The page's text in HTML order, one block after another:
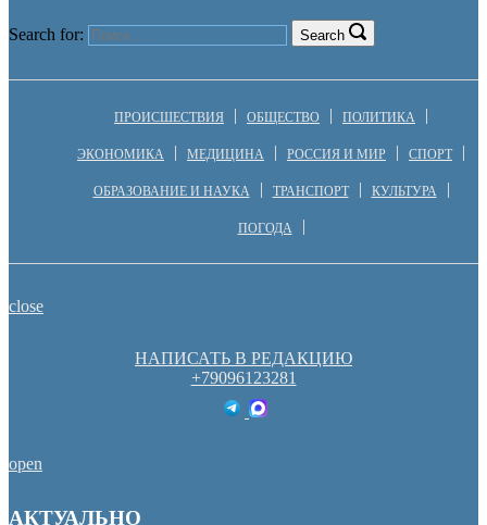
Search for: Search
ПРОИСШЕСТВИЯ ОБЩЕСТВО ПОЛИТИКА
ЭКОНОМИКА МЕДИЦИНА РОССИЯ И МИР СПОРТ
ОБРАЗОВАНИЕ И НАУКА ТРАНСПОРТ КУЛЬТУРА
ПОГОДА
close
НАПИСАТЬ В РЕДАКЦИЮ
+79096123281
open
АКТУАЛЬНО